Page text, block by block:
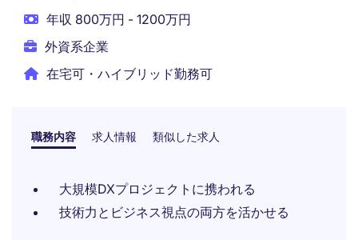
年収 800万円 - 1200万円
外資系企業
在宅可・ハイブリッド勤務可
職務内容 求人情報 類似した求人
大規模DXプロジェクトに携われる
技術力とビジネス視点の両方を活かせる